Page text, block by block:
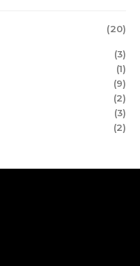
(20)
(3)
(1)
(9)
(2)
(3)
(2)